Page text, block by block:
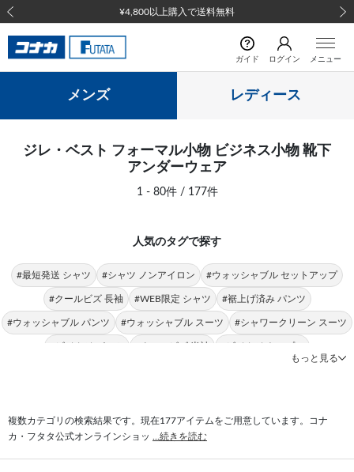
前の画像
ガイド ログイン メニュー
メンズ レディース
ジレ・ベスト フォーマル小物 ビジネス小物 靴下
アンダーウェア
1 - 80件 / 177件
人気のタグで探す
#最短発送 シャツ #シャツ ノンアイロン #ウォッシャブル セットアップ
#クールビズ 長袖 #WEB限定 シャツ #裾上げ済み パンツ
#ウォッシャブル パンツ #ウォッシャブル スーツ #シャワークリーン スーツ
#ビジカジ パンツ #クールビズ 半袖 #ビジカジ トップス
#スーツ フォーマル
もっと見る
複数カテゴリの検索結果です。現在177アイテムをご用意しています。コナ
カ・フタタ公式オンラインショッ
...続きを読む